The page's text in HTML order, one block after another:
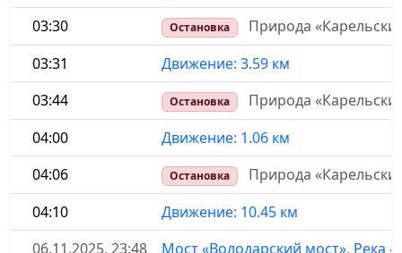
03:30
Остановка
Природа
03:31
Движение: 3.59 км
03:44
Остановка
Природа
04:00
Движение: 1.06 км
04:06
Остановка
Природа
04:10
Движение: 10.45 км
06.11.2025, 23:48
Мост «Володарский мост», Река